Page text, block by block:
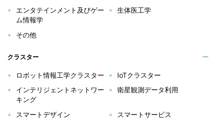
エンタテインメント及びゲー
ム情報学
生体医工学
その他
クラスター
ロボット情報工学クラスター
IoTクラスター
インテリジェントネットワー
キング
衛星観測データ利用
スマートデザイン
スマートサービス